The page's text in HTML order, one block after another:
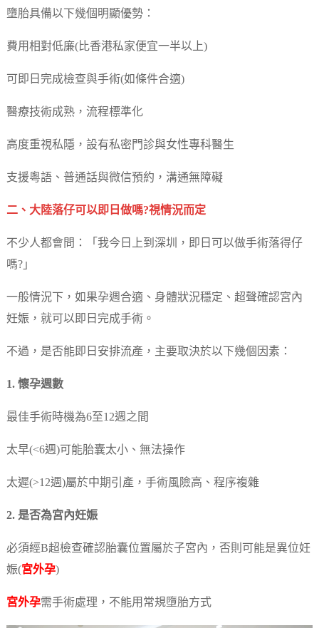
墮胎具備以下幾個明顯優勢：
費用相對低廉(比香港私家便宜一半以上)
可即日完成檢查與手術(如條件合適)
醫療技術成熟，流程標準化
高度重視私隱，設有私密門診與女性專科醫生
支援粵語、普通話與微信預約，溝通無障礙
二、大陸落仔可以即日做嗎?視情況而定
不少人都會問：「我今日上到深圳，即日可以做手術落得仔
嗎?」
一般情況下，如果孕週合適、身體狀況穩定、超聲確認宮內
妊娠，就可以即日完成手術。
不過，是否能即日安排流產，主要取決於以下幾個因素：
1. 懷孕週數
最佳手術時機為6至12週之間
太早(<6週)可能胎囊太小、無法操作
太遲(>12週)屬於中期引產，手術風險高、程序複雜
2. 是否為宮內妊娠
必須經B超檢查確認胎囊位置屬於子宮內，否則可能是異位妊
娠(宮外孕)
宮外孕需手術處理，不能用常規墮胎方式